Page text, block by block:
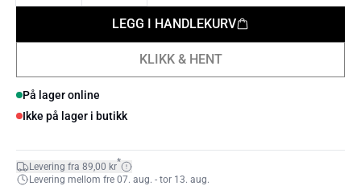
KLIKK & HENT
LEGG I HANDLEKURV
På lager online
Ikke på lager i butikk
Levering fra 89,00 kr*
Levering mellom fre 07. aug. - tor 13. aug.